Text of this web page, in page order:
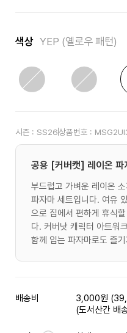
색상 YEP (옐로우 패턴)
시즌 : SS26상품번호 :
공용 [커버캣] 레이온 파
부드럽고 가벼운 레이온
파자마 세트입니다. 여유
으로 집에서 편하게 휴식
다. 커버낫 캐릭터 아트워
함께 입는 파자마로도 즐
배송비
3,000원
(도서산간 배